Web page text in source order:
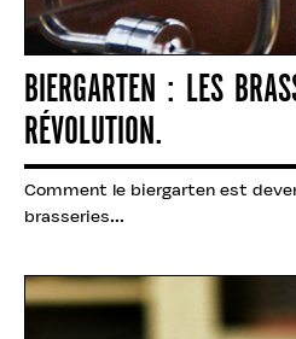
BIERGARTEN : LES
RÉVOLUTION.
Comment le biergarten est
brasseries...